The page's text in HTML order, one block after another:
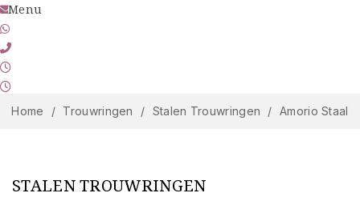
marcel@cdjuwelier.nl
Menu
Home Trouwringen Stalen Trouwringen Amorio Staal
STALEN TROUWRINGEN